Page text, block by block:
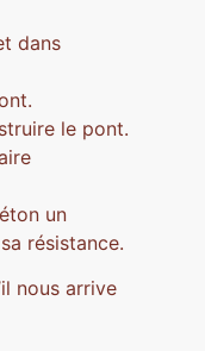
dans
le pont.
un
résistance.
nous arrive